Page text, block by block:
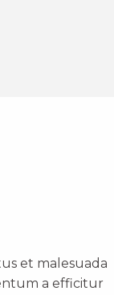
et malesuada
a efficitur